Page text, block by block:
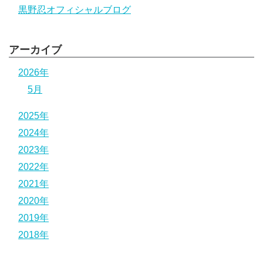
黒野忍オフィシャルブログ
アーカイブ
2026年
5月
2025年
2024年
2023年
2022年
2021年
2020年
2019年
2018年